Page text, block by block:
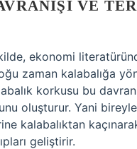
VE
ekonomi
zaman kalabalığa
korkusu bu
oluşturur. Yani
kalabalıktan
geliştirir.